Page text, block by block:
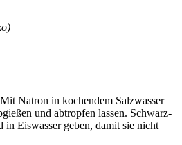
Natron in kochen­dem Salz­wasser
und ab­tropfen lassen. Schwarz­
in Eis­wasser geben, damit sie nicht